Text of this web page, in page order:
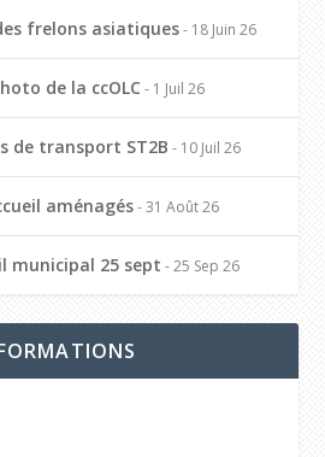
frelons asiatiques- 18 Juin 26
de la ccOLC - 1 Juil 26
de transport ST2B - 10 Juil 26
aménagés- 31 Août 26
municipal 25 sept - 25 Sep 26